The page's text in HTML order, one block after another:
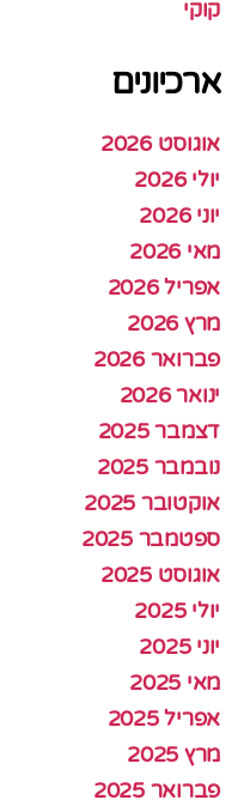
קוקי
ארכיונים
אוגוסט 2026
יולי 2026
יוני 2026
מאי 2026
אפריל 2026
מרץ 2026
פברואר 2026
ינואר 2026
דצמבר 2025
נובמבר 2025
אוקטובר 2025
ספטמבר 2025
אוגוסט 2025
יולי 2025
יוני 2025
מאי 2025
אפריל 2025
מרץ 2025
פברואר 2025